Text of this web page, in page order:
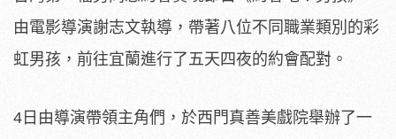
由電影導演謝志文執導，帶著八位不同職業類別的彩
虹男孩，前往宜蘭進行了五天四夜的約會配對。
4日由導演帶領主角們， 於西門真善美戲院舉辦了一